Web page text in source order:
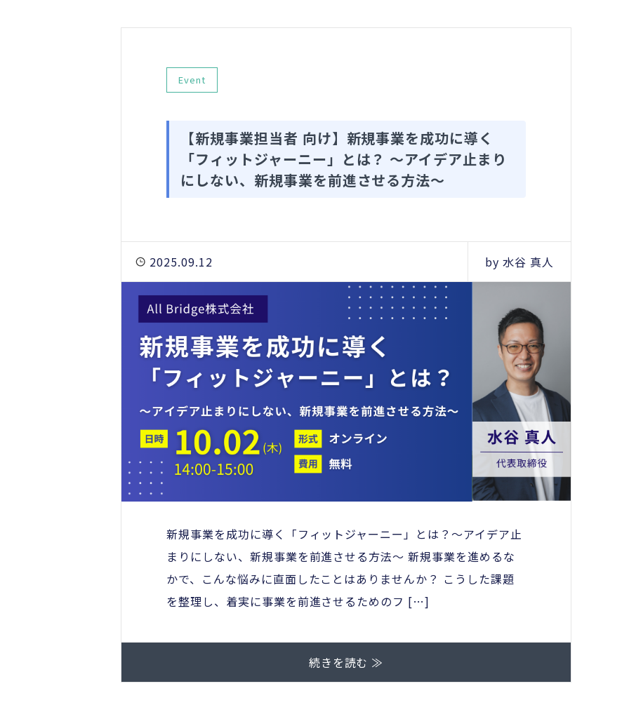
Event
【新規事業担当者 向け】新規事業を成功に導く
「フィットジャーニー」とは？ ～アイデア止まり
にしない、新規事業を前進させる方法～
2025.09.12 by 水谷 真人
新規事業を成功に導く「フィットジャーニー」とは？～アイデア止
まりにしない、新規事業を前進させる方法～ 新規事業を進めるな
かで、こんな悩みに直面したことはありませんか？ こうした課題
を整理し、着実に事業を前進させるためのフ […]
続きを読む ≫